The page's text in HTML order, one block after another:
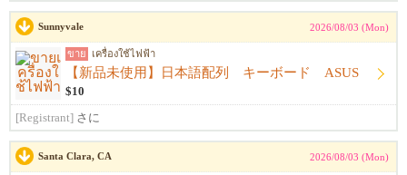
Sunnyvale 2026/08/03 (Mon)
ขาย เครื่องใช้ไฟฟ้า
【新品未使用】日本語配列 キーボード ASUS
$10
[Registrant] さに
Santa Clara, CA 2026/08/03 (Mon)